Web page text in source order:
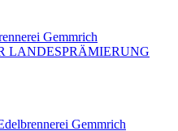
LANDESPRÄMIERUNG